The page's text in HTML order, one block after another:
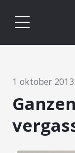
1 oktober 2013